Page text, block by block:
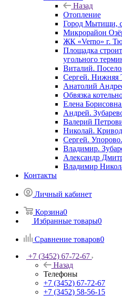
Назад
Отопление
Город Мытищи,
Микрорайон
ЖК «Verno» г.
Площадка
угольного
Виталий.
Сергей. Нижняя
Анатолий
Обвязка
Елена
Андрей.
Валерий
Николай.
Сергей. Упорово.
Владимир.
Александр
Владимир
Контакты
Личный кабинет
Корзина0
Избранные товары0
Сравнение товаров0
+7 (3452) 67-72-67
Назад
Телефоны
+7 (3452) 67-72-67
+7 (3452) 58-56-15